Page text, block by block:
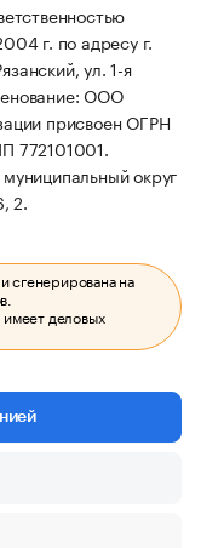
г. по адресу г.
ул. 1-я
ООО
присвоен ОГРН
772101001.
округ
2.
сгенерирована на
имеет деловых